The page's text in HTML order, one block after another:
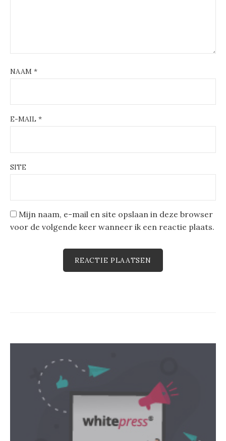
NAAM *
E-MAIL *
SITE
Mijn naam, e-mail en site opslaan in deze browser
voor de volgende keer wanneer ik een reactie plaats.